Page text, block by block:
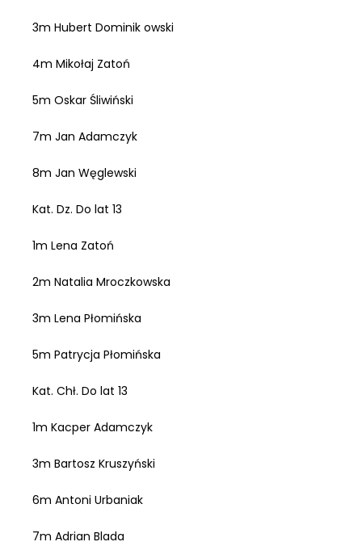
3m Hubert Dominik owski
4m Mikołaj Zatoń
5m Oskar Śliwiński
7m Jan Adamczyk
8m Jan Węglewski
Kat. Dz. Do lat 13
1m Lena Zatoń
2m Natalia Mroczkowska
3m Lena Płomińska
5m Patrycja Płomińska
Kat. Chł. Do lat 13
1m Kacper Adamczyk
3m Bartosz Kruszyński
6m Antoni Urbaniak
7m Adrian Blada